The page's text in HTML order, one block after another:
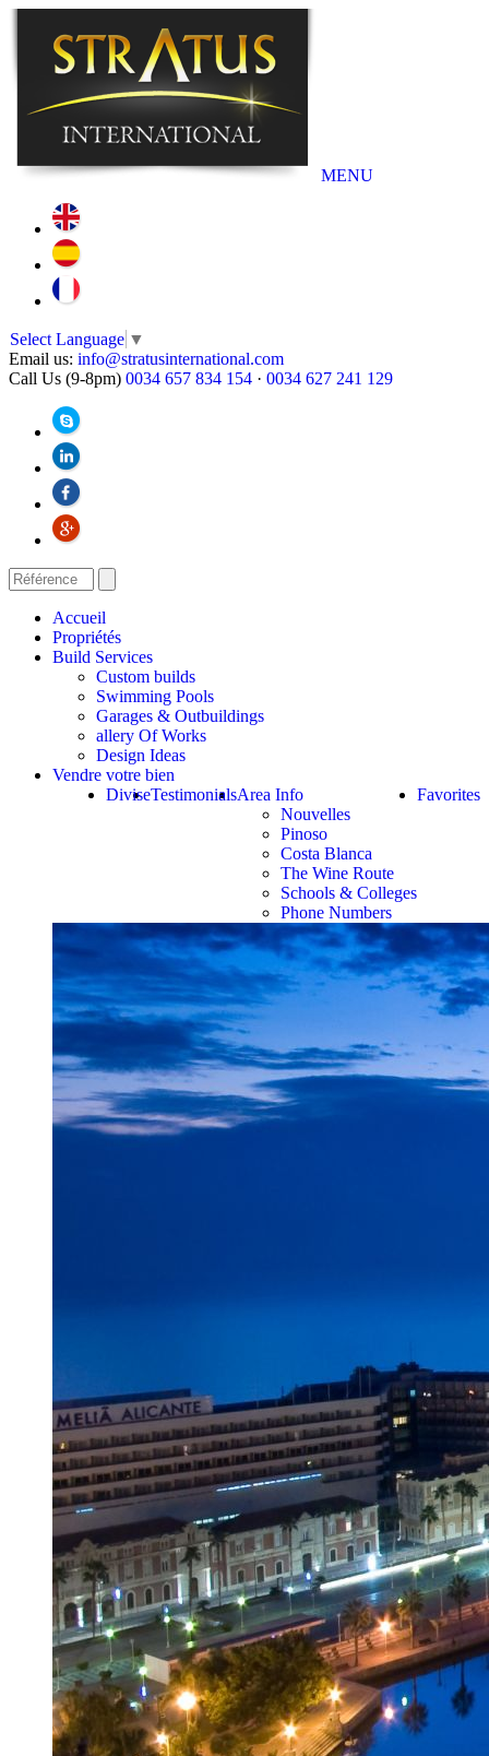
MENU
Select Language ▼
Email us: info@stratusinternational.com
Call Us (9-8pm) 0034 657 834 154 · 0034 627 241 129
Accueil
Propriétés
Build Services
Custom builds
Swimming Pools
Garages & Outbuildings
allery Of Works
Design Ideas
Vendre votre bien
Favorites
Area Info
Nouvelles
Pinoso
Costa Blanca
The Wine Route
Schools & Colleges
Phone Numbers
Testimonials
Divise